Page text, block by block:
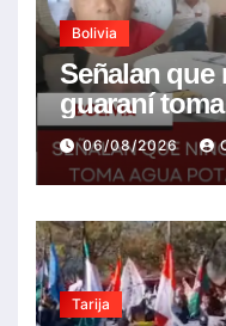
Bolivia
Señalan
guaraní
piden
resolver la
06/08/2026
Tarija